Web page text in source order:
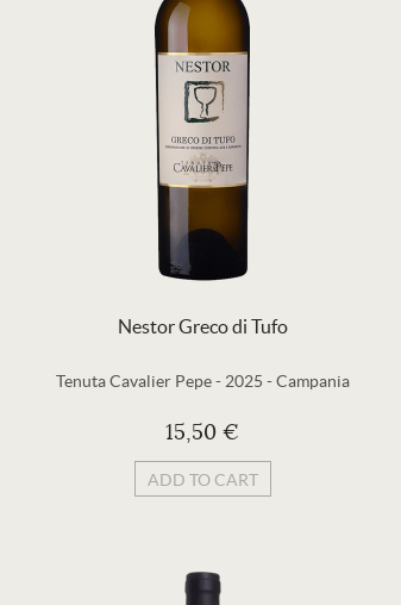
Nestor Greco di Tufo
Tenuta Cavalier Pepe - 2025 -Campania
15,50 €
ADD TO CART